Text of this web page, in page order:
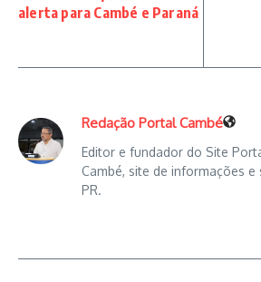
alerta para Cambé e Paraná
Redação Portal Cambé
Editor e fundador do Site
Cambé, site de informações e
PR.